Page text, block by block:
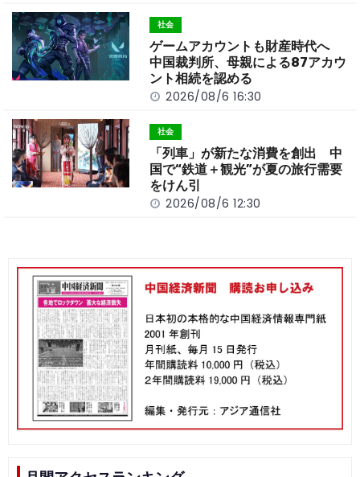
社会
ゲームアカウントも財産時代へ
中国裁判所、母親による87アカウ
ント相続を認める
2026/08/6 16:30
社会
「列車」が新たな消費を創出 中
国で“鉄道＋観光”が夏の旅行需要
をけん引
2026/08/6 12:30